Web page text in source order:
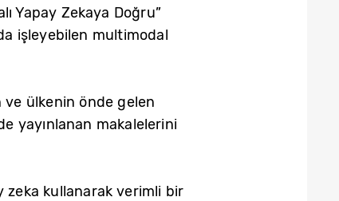
Yapay Zekaya Doğru”
işleyebilen multimodal
ve ülkenin önde gelen
yayınlanan makalelerini
kullanarak verimli bir